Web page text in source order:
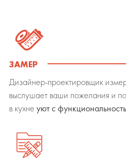
ЗАМЕР
Дизайнер-проектировщик
выслушает ваши пожелания и
в кухне уют с